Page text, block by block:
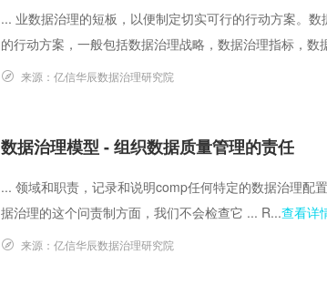
... 业数据治理的短板，以便制定切实可行的行动方案。
的行动方案，一般包括数据治理战略，数据治理指标，数
来源： 亿信华辰数据治理研究院
数据治理模型 - 组织数据质量管理的责任
... 领域和职责，记录和说明comp任何特定的数据治理配
据治理的这个问责制方面，我们不会检查它 ... R...查看详
来源： 亿信华辰数据治理研究院